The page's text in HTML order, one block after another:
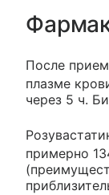
После
плазме
через 5 ч.
примерно